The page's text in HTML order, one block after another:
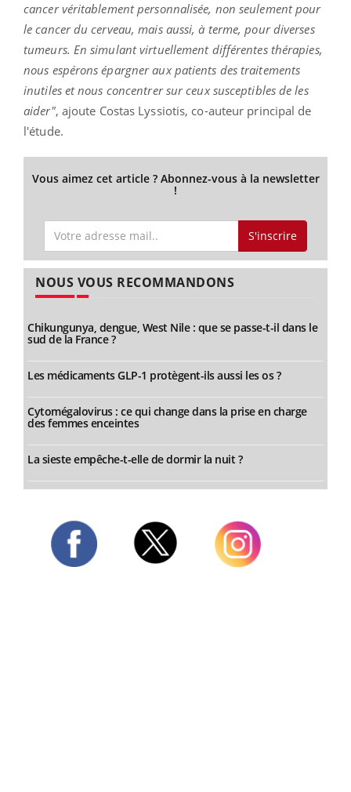
cancer véritablement personnalisée, non seulement pour
le cancer du cerveau, mais aussi, à terme, pour diverses
tumeurs. En simulant virtuellement différentes thérapies,
nous espérons épargner aux patients des traitements
inutiles et nous concentrer sur ceux susceptibles de les
aider", ajoute Costas Lyssiotis, co-auteur principal de
l'étude.
Vous aimez cet article ? Abonnez-vous à la newsletter
!
S'inscrire
NOUS VOUS RECOMMANDONS
Chikungunya, dengue, West Nile : que se passe-t-il dans le
sud de la France ?
Les médicaments GLP-1 protègent-ils aussi les os ?
Cytomégalovirus : ce qui change dans la prise en charge
des femmes enceintes
La sieste empêche-t-elle de dormir la nuit ?